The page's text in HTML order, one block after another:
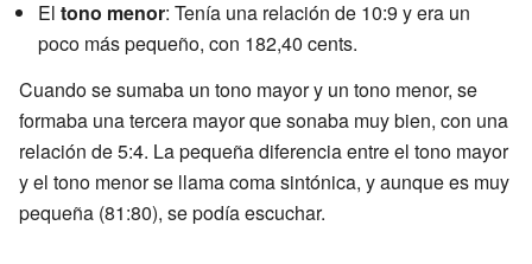
El tono menor: Tenía una relación de 10:9 y era un
poco más pequeño, con 182,40 cents.
Cuando se sumaba un tono mayor y un tono menor, se
formaba una tercera mayor que sonaba muy bien, con una
relación de 5:4. La pequeña diferencia entre el tono mayor
y el tono menor se llama coma sintónica, y aunque es muy
pequeña (81:80), se podía escuchar.